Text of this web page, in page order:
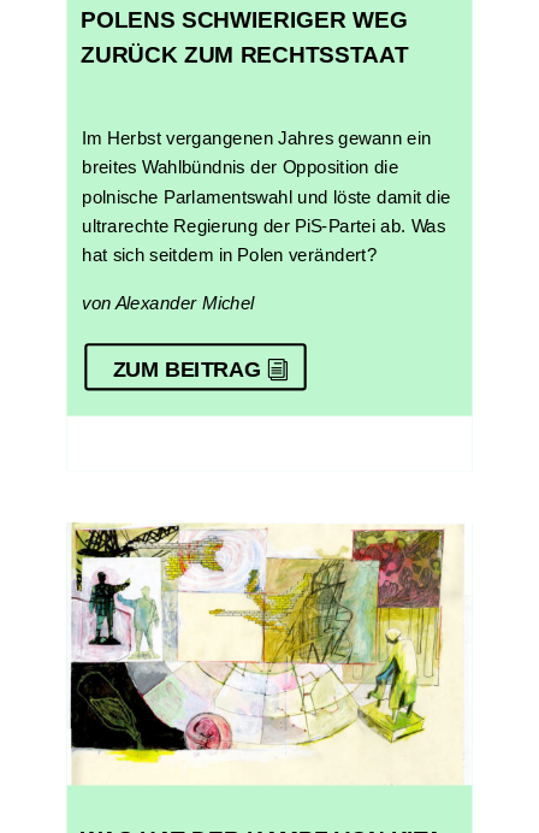
POLENS SCHWIERIGER WEG
ZURÜCK ZUM RECHTSSTAAT
Im Herbst vergangenen Jahres gewann ein
breites Wahlbündnis der Opposition die
polnische Parlamentswahl und löste damit die
ultrarechte Regierung der PiS-Partei ab. Was
hat sich seitdem in Polen verändert?
von Alexander Michel
ZUM BEITRAG